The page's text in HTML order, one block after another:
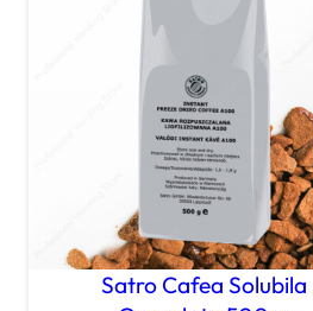
Satro Cafea Solubila